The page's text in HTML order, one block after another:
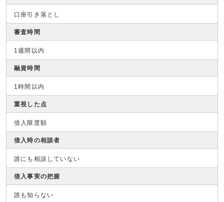
口座引き落とし
審査時間
1週間以内
融資時間
1時間以内
重視した点
借入限度額
借入時の相談者
誰にも相談していない
借入事実の把握
誰も知らない